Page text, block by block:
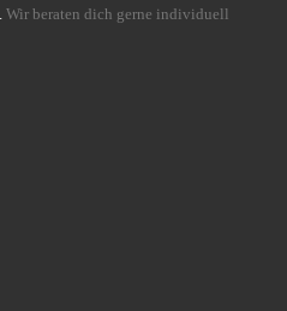
Wir beraten dich gerne individuell